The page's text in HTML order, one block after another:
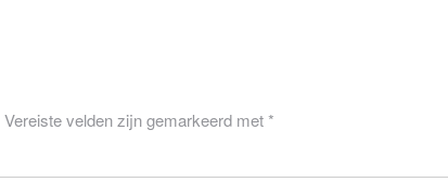
Vereiste velden zijn gemarkeerd met*